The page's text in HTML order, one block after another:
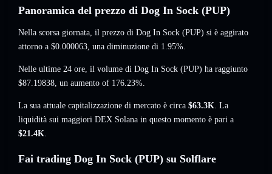
Panoramica del prezzo di Dog In Sock (PUP)
Nella scorsa giornata, il prezzo di Dog In Sock (PUP) si è aggirato
attorno a $0.000063, una diminuzione di 1.95%.
Nelle ultime 24 ore, il volume di Dog In Sock (PUP) ha raggiunto
$87.19838, un aumento of 176.23%.
La sua attuale capitalizzazione di mercato è circa $63.3K. La
liquidità sui maggiori DEX Solana in questo momento è pari a
$21.4K.
Fai trading Dog In Sock (PUP) su Solflare